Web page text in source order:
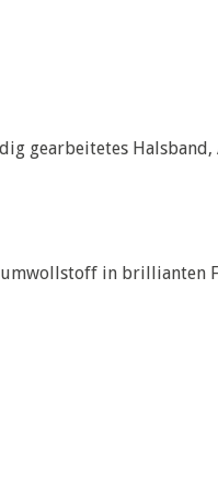
gearbeitetes
in brillianten